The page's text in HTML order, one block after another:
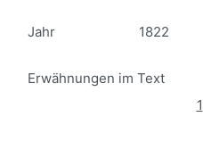
Jahr 1822
Erwähnungen im Text
1